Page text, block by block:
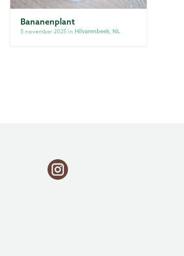
Bananenplant
5 november 2025 inHilvarenbeek, NL